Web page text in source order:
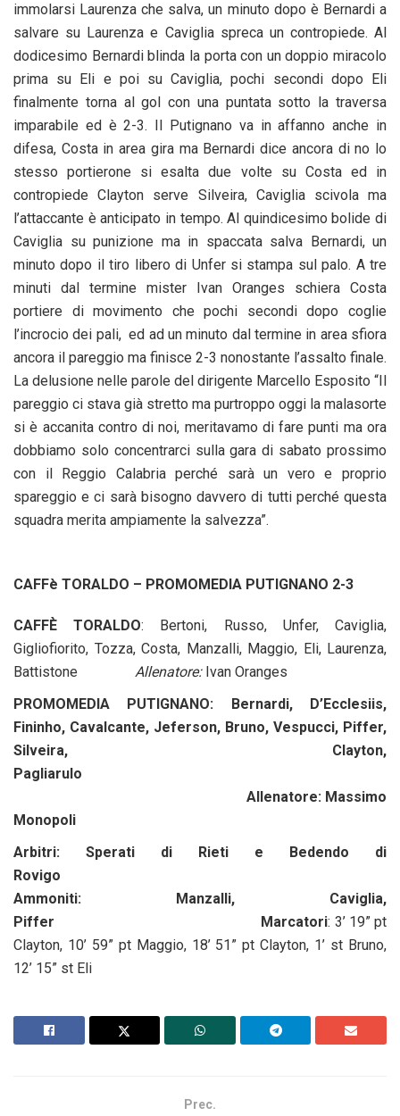
immolarsi Laurenza che salva, un minuto dopo è Bernardi a
salvare su Laurenza e Caviglia spreca un contropiede. Al
dodicesimo Bernardi blinda la porta con un doppio miracolo
prima su Eli e poi su Caviglia, pochi secondi dopo Eli
finalmente torna al gol con una puntata sotto la traversa
imparabile ed è 2-3. Il Putignano va in affanno anche in
difesa, Costa in area gira ma Bernardi dice ancora di no lo
stesso portierone si esalta due volte su Costa ed in
contropiede Clayton serve Silveira, Caviglia scivola ma
l’attaccante è anticipato in tempo. Al quindicesimo bolide di
Caviglia su punizione ma in spaccata salva Bernardi, un
minuto dopo il tiro libero di Unfer si stampa sul palo. A tre
minuti dal termine mister Ivan Oranges schiera Costa
portiere di movimento che pochi secondi dopo coglie
l’incrocio dei pali, ed ad un minuto dal termine in area sfiora
ancora il pareggio ma finisce 2-3 nonostante l’assalto finale.
La delusione nelle parole del dirigente Marcello Esposito “Il
pareggio ci stava già stretto ma purtroppo oggi la malasorte
si è accanita contro di noi, meritavamo di fare punti ma ora
dobbiamo solo concentrarci sulla gara di sabato prossimo
con il Reggio Calabria perché sarà un vero e proprio
spareggio e ci sarà bisogno davvero di tutti perché questa
squadra merita ampiamente la salvezza”.
CAFFè TORALDO – PROMOMEDIA PUTIGNANO 2-3
CAFFÈ TORALDO: Bertoni, Russo, Unfer, Caviglia,
Gigliofiorito, Tozza, Costa, Manzalli, Maggio, Eli, Laurenza,
Battistone Allenatore:Ivan Oranges
PROMOMEDIA PUTIGNANO:
Bernardi, D’Ecclesiis,
Fininho, Cavalcante, Jeferson, Bruno, Vespucci, Piffer,
Silveira, Clayton,
Pagliarulo
Allenatore: Massimo
Monopoli
Arbitri: Sperati di Rieti e Bedendo di
Rovigo
Ammoniti:
Manzalli, Caviglia,
Piffer
Marcatori: 3’ 19” pt
Clayton, 10’ 59” pt Maggio, 18’ 51” pt Clayton, 1’ st Bruno,
12’ 15” st Eli
Prec.